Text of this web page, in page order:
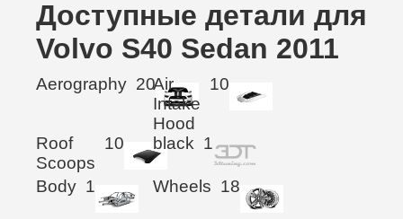
Доступные детали для
Volvo S40 Sedan 2011
Aerography 20Air
Intake
Hood
10
Roof
Scoops
10 black 1
Body 1 Wheels 18